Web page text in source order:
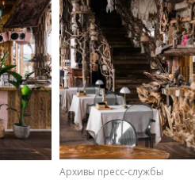
Архивы пресс-службы